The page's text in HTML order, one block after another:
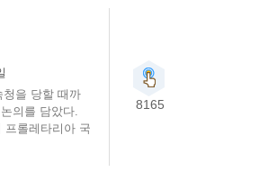
을 당할 때까
의를 담았다.
프롤레타리아 국
8165